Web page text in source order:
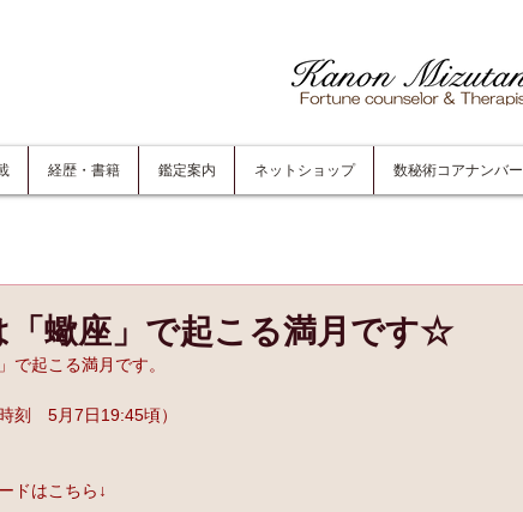
経歴・書籍 鑑定案内 ネットショップ 数秘術コアナンバー
蠍座」で起こる満月です☆
で起こる満月です。
刻　5月7日19:45頃）
ドはこちら↓